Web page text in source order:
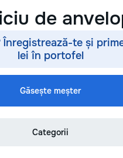
de
Înregistrează-te și
lei în portofel
Găsește meșter
Categorii